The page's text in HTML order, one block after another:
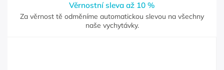
Věrnostní sleva až 10 %
Za věrnost tě odměníme automatickou slevou na všechny
naše vychytávky.